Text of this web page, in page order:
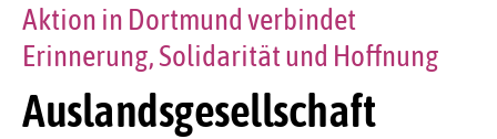
Auslandsgesellschaft
Aktion in Dortmund verbindet
Erinnerung, Solidarität und Hoffnung